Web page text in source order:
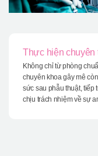
Thực hiện chuyên
Không chỉ từ phòng
chuyên khoa gây mê
sức sau phẫu thuật, tiếp
chịu trách nhiệm về sự